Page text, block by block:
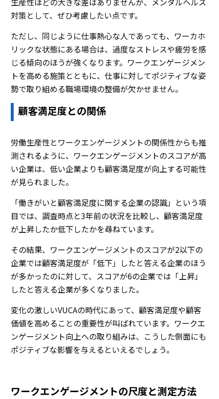
対策として、ぜひ考慮したい点です。
ただし、同じように仕事熱心な人であっても、ワーカホ
リックな状態にある場合は、過度なストレスや疲労を感
じる傾向のほうが強くなります。ワークエンゲージメン
トを高める施策とともに、仕事に対してポジティブな姿
勢で取り組める職場環境の整備が欠かせません。
顧客満足度との関係
労働生産性とワークエンゲージメントの関係性からも推
測されるように、ワークエンゲージメントのスコアが高
い企業は、低い企業よりも顧客満足度が向上する可能性
が見られました。
「働きがいと顧客満足度に関する企業の認識」という項
目では、調査時点と3年前の状況を比較し、顧客満足度
が上昇したか低下したかを尋ねています。
その結果、ワークエンゲージメントのスコアが2以下の
企業では顧客満足度が「低下」したと答える企業のほう
が多かったのに対して、スコアが6の企業では「上昇」
したと答える企業が多くなりました。
変化の激しいVUCAの時代にあって、顧客満足度や顧客
価値を高めることの重要性が叫ばれています。ワークエ
ンゲージメント向上への取り組みは、こうした側面にも
ポジティブな影響を与えるといえるでしょう。
ワークエンゲージメントの尺度と測定方法